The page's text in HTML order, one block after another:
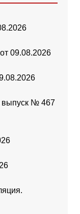
09.08.2026
выпуск № 467